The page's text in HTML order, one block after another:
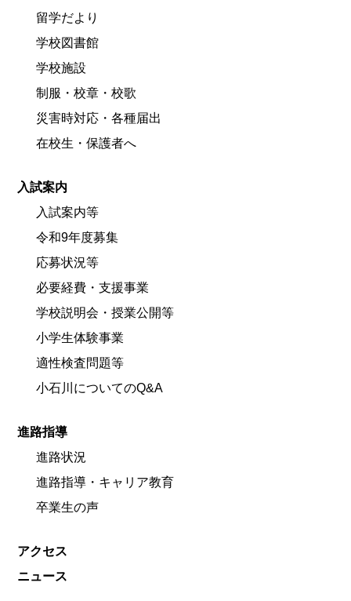
留学だより
学校図書館
学校施設
制服・校章・校歌
災害時対応・各種届出
在校生・保護者へ
入試案内
入試案内等
令和9年度募集
応募状況等
必要経費・支援事業
学校説明会・授業公開等
小学生体験事業
適性検査問題等
小石川についてのQ&A
進路指導
進路状況
進路指導・キャリア教育
卒業生の声
アクセス
ニュース